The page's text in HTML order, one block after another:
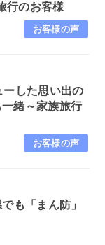
行のお客様
お客様の声
した思い出の
緒～家族旅行
お客様の声
も「まん防」